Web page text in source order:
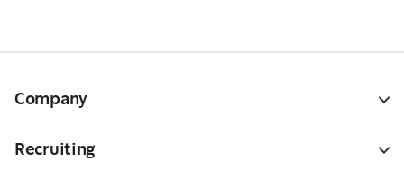
Company
Recruiting